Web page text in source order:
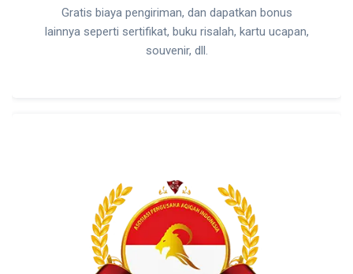
Gratis biaya pengiriman, dan dapatkan bonus
lainnya seperti sertifikat, buku risalah, kartu ucapan,
souvenir, dll.